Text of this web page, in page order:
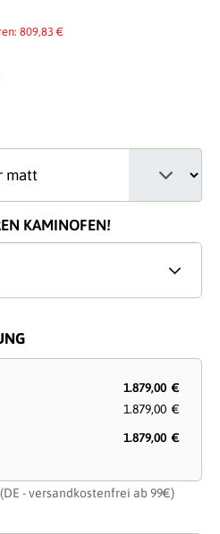
809,83 €
KAMINOFEN!
1.879,00 €
1.879,00 €
1.879,00 €
(DE - versandkostenfrei ab 99€)